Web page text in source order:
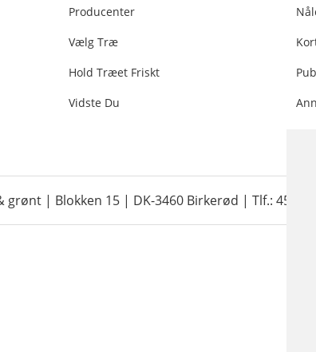
Producenter
Vælg Træ
Hold Træet Friskt
Vidste Du
| Blokken 15 | DK-3460 Birkerød | Tlf.: 45 35